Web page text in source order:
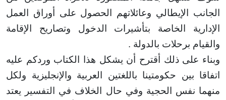
الإيطالي وعائلاتهم الحصول على أوراق العمل
الخاصة بتأشيرات الدخول وتصاريح الإقامة
برحلات بالدولة .
على ذلك أقترح أن يشكل هذا الكتاب وردكم عليه
بين حكومتينا باللغتين العربية والإنجليزية ولكل
نفس الحجية وفي حال الخلاف في التفسير يعتد